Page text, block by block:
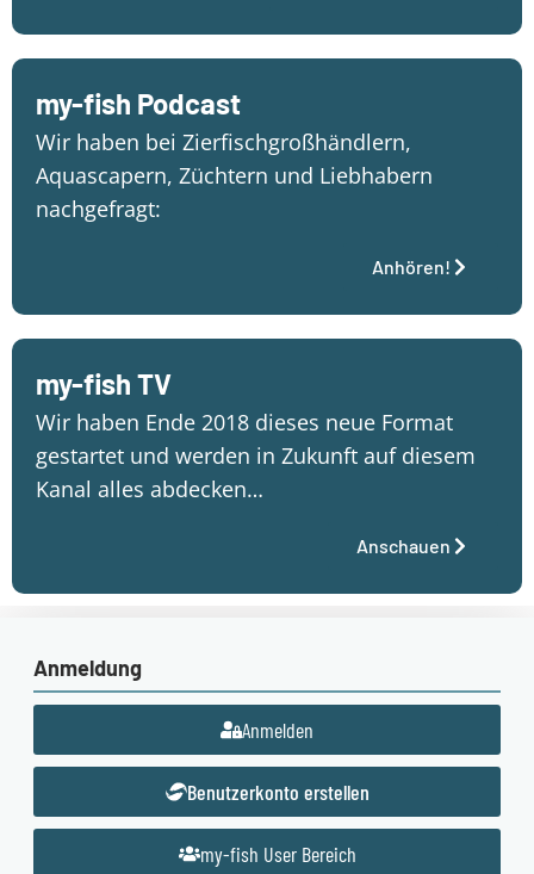
my-fish Podcast
Wir haben bei Zierfischgroßhändlern,
Aquascapern, Züchtern und Liebhabern
nachgefragt:
Anhören!
my-fish TV
Wir haben Ende 2018 dieses neue Format
gestartet und werden in Zukunft auf diesem
Kanal alles abdecken…
Anschauen
Anmeldung
Anmelden
Benutzerkonto erstellen
my-fish User Bereich